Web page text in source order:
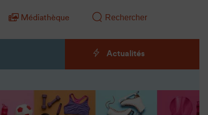
Médiathèque
Actualités